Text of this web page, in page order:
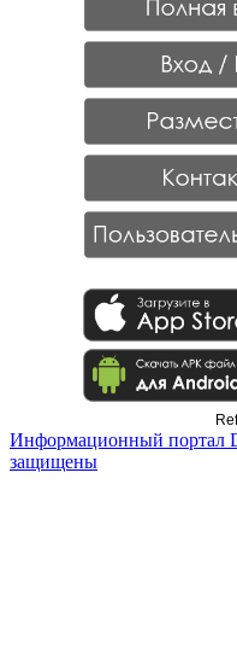
Информационный портал
защищены